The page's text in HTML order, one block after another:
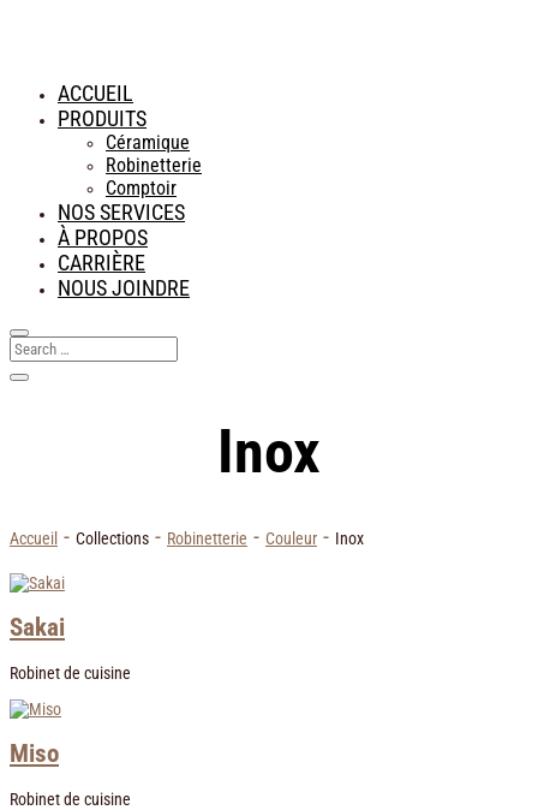
ACCUEIL
PRODUITS
Céramique
Robinetterie
Comptoir
NOS SERVICES
À PROPOS
CARRIÈRE
NOUS JOINDRE
Inox
Accueil - Collections - Robinetterie - Couleur - Inox
Sakai
Robinet de cuisine
Miso
Robinet de cuisine